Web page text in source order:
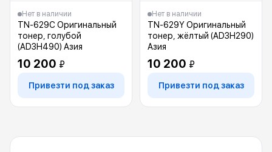
Нет в наличии
TN-629C Оригинальный
тонер, голубой
(AD3H490) Азия
10 200 ₽
Привезти под заказ
Нет в наличии
TN-629Y Оригинальный
тонер, жёлтый (AD3H290)
Азия
10 200 ₽
Привезти под заказ